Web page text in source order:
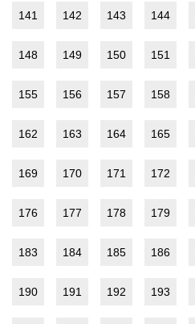
141 142 143 144
148 149 150 151
155 156 157 158
162 163 164 165
169 170 171 172
176 177 178 179
183 184 185 186
190 191 192 193